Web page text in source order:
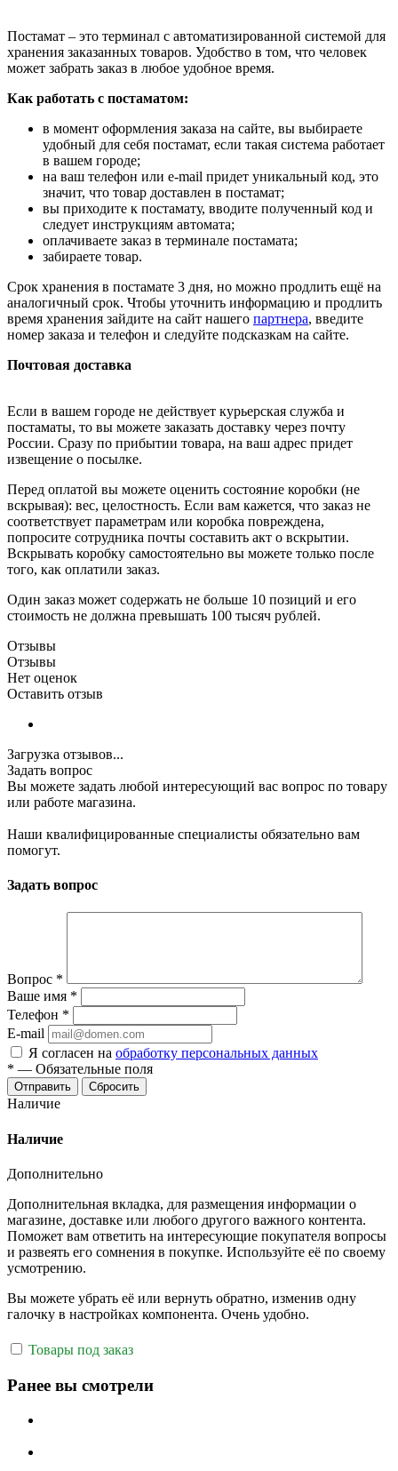
Постамат – это терминал с автоматизированной системой для
хранения заказанных товаров. Удобство в том, что человек
может забрать заказ в любое удобное время.
Как работать с постаматом:
в момент оформления заказа на сайте, вы выбираете
удобный для себя постамат, если такая система работает
в вашем городе;
на ваш телефон или e-mail придет уникальный код, это
значит, что товар доставлен в постамат;
вы приходите к постамату, вводите полученный код и
следует инструкциям автомата;
оплачиваете заказ в терминале постамата;
забираете товар.
Срок хранения в постамате 3 дня, но можно продлить ещё на
аналогичный срок. Чтобы уточнить информацию и продлить
время хранения зайдите на сайт нашего партнера, введите
номер заказа и телефон и следуйте подсказкам на сайте.
Почтовая доставка
Если в вашем городе не действует курьерская служба и
постаматы, то вы можете заказать доставку через почту
России. Сразу по прибытии товара, на ваш адрес придет
извещение о посылке.
Перед оплатой вы можете оценить состояние коробки (не
вскрывая): вес, целостность. Если вам кажется, что заказ не
соответствует параметрам или коробка повреждена,
попросите сотрудника почты составить акт о вскрытии.
Вскрывать коробку самостоятельно вы можете только после
того, как оплатили заказ.
Один заказ может содержать не больше 10 позиций и его
стоимость не должна превышать 100 тысяч рублей.
Отзывы
Отзывы
Нет оценок
Оставить отзыв
Загрузка отзывов...
Задать вопрос
Вы можете задать любой интересующий вас вопрос по товару
или работе магазина.
Наши квалифицированные специалисты обязательно вам
помогут.
Задать вопрос
Вопрос *
Ваше имя *
Телефон *
E-mail
Я согласен на обработку персональных данных
* — Обязательные поля
Отправить Сбросить
Наличие
Наличие
Дополнительно
Дополнительная вкладка, для размещения информации о
магазине, доставке или любого другого важного контента.
Поможет вам ответить на интересующие покупателя вопросы
и развеять его сомнения в покупке. Используйте её по своему
усмотрению.
Вы можете убрать её или вернуть обратно, изменив одну
галочку в настройках компонента. Очень удобно.
Товары под заказ
Ранее вы смотрели